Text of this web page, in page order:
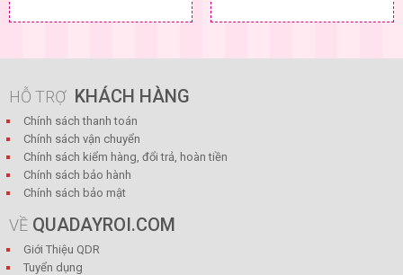
HỖ TRỢ KHÁCH HÀNG
Chính sách thanh toán
Chính sách vận chuyển
Chính sách kiểm hàng, đổi trả, hoàn tiền
Chính sách bảo hành
Chính sách bảo mật
VỀ QUADAYROI.COM
Giới Thiệu QDR
Tuyển dụng